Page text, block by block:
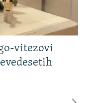
vitezovi